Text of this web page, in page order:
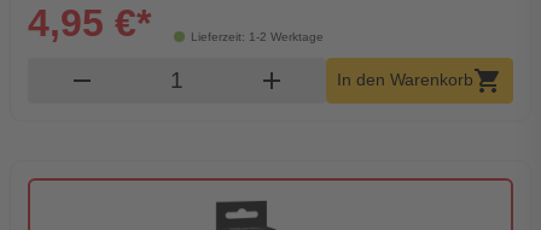
Lieferzeit: 1-2 Werktage
4,95 €*
remove Produkt Warenkorb Menge
add In den Warenkorbshopping_cart